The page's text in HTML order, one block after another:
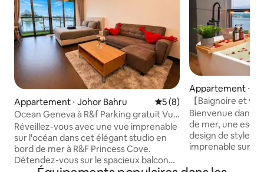
Appartement ⋅ Johor Bahru Évaluation moyenne sur
5 (8)
Ocean Geneva à R&f Parking gratuit Vue
dégagée sur la mer
Réveillez-vous avec une vue imprenable
sur l'océan dans cet élégant studio en
bord de mer à R&F Princess Cove.
Détendez-vous sur le spacieux balcon
Appartement ⋅
【Baignoire et
luxe R&F 【
Bienvenue dans
de mer, une
design de style
imprenable sur la mer ! Le
offre une vue